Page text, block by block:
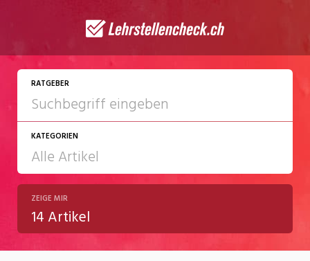
RATGEBER
KATEGORIEN
Arbeit
Ausbildung / Weiterbildung
ZEIGE MIR
14 Artikel